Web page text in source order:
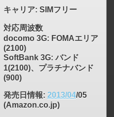
キャリア: SIMフリー
対応周波数
docomo 3G: FOMAエリア
(2100)
SoftBank 3G: バンド
1(2100)、プラチナバンド
(900)
発売日情報: 2013/04/05
(Amazon.co.jp)